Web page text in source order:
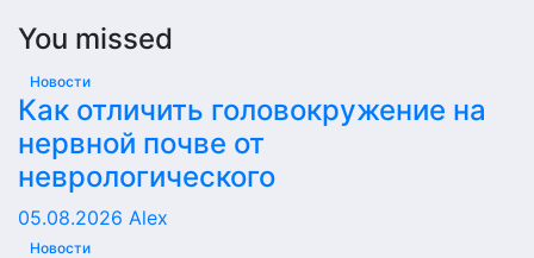
You missed
Новости
Как отличить головокружение на
нервной почве от
неврологического
05.08.2026 Alex
Новости